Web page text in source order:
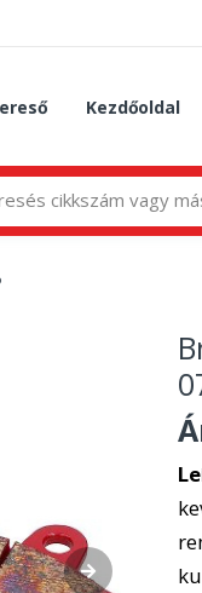
Kezdőoldal